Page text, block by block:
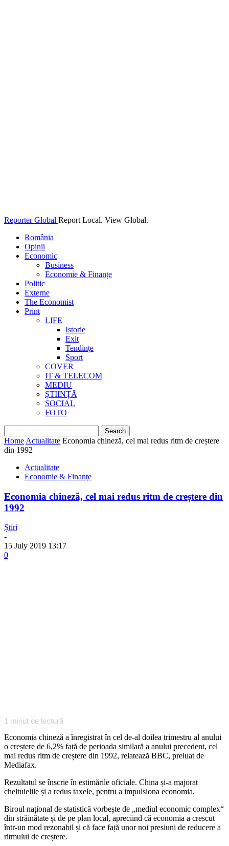
Reporter Global Report Local. View Global.
România
Opinii
Economic
Business
Economie & Finanțe
Politic
Externe
The Economist
Print
LIFE
Istorie
Exit
Tendințe
Sport
COVER
IT & TELECOM
MEDIU
ȘTIINȚĂ
SOCIAL
FOTO
Home Actualitate Economia chineză, cel mai redus ritm de creștere
din 1992
Actualitate
Economie & Finanțe
Economia chineză, cel mai redus ritm de creștere din
1992
Știri
-
15 July 2019 13:17
0
1 minut de lectură
Economia chineză a înregistrat în cel de-al doilea trimestru al anului
o creștere de 6,2% față de perioada similară a anului precedent, cel
mai redus ritm de creștere din 1992, relatează BBC, preluat de
Mediafax.
Rezultatul se înscrie în estimările oficiale. China și-a majorat
cheltuielile și a redus taxele, pentru a impulsiona economia.
Biroul național de statistică vorbește de „mediul economic complex“
din străinătate și de pe plan local, apreciind că economia a crescut
într-un mod rezonabil și că face față unor noi presiuni de reducere a
ritmului de creștere.